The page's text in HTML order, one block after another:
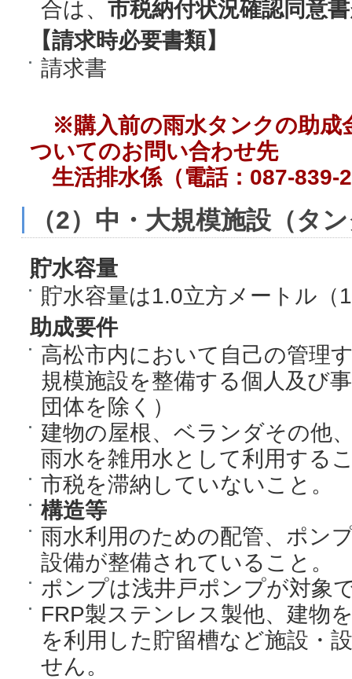
合は、 市税納付状況確認同意書
【請求時必要書類】
請求書
※購入前の雨水タンクの助成
ついてのお問い合わせ先
生活排水係（電話：087-839-
（2）中・大規模施設（タ
貯水容量
貯水容量は1.0立方メートル（
助成要件
高松市内において自己の管理
規模施設を整備する個人及び
団体を除く）
建物の屋根、ベランダその他
雨水を雑用水として利用する
市税を滞納していないこと。
構造等
雨水利用のための配管、ポン
設備が整備されていること。
ポンプは浅井戸ポンプが対象
FRP製ステンレス製他、建物
を利用した貯留槽など施設・
せん。